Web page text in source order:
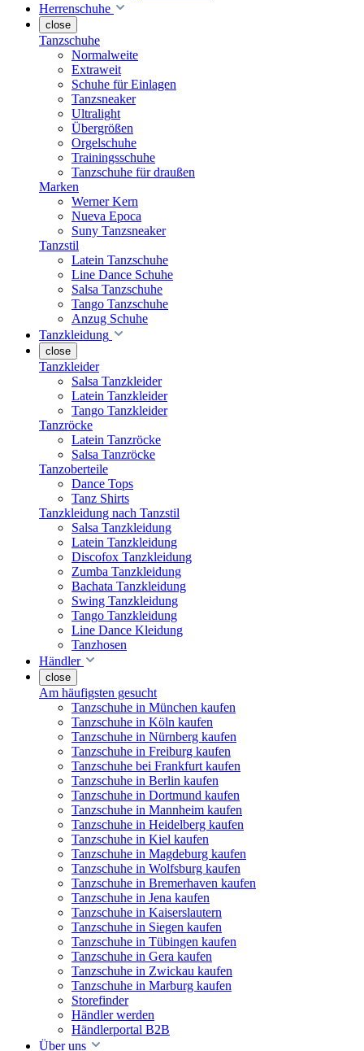
Herrenschuhe
close
Tanzschuhe
Normalweite
Extraweit
Schuhe für Einlagen
Tanzsneaker
Ultralight
Übergrößen
Orgelschuhe
Trainingsschuhe
Tanzschuhe für draußen
Marken
Werner Kern
Nueva Epoca
Suny Tanzsneaker
Tanzstil
Latein Tanzschuhe
Line Dance Schuhe
Salsa Tanzschuhe
Tango Tanzschuhe
Anzug Schuhe
Tanzkleidung
close
Tanzkleider
Salsa Tanzkleider
Latein Tanzkleider
Tango Tanzkleider
Tanzröcke
Latein Tanzröcke
Salsa Tanzröcke
Tanzoberteile
Dance Tops
Tanz Shirts
Tanzkleidung nach Tanzstil
Salsa Tanzkleidung
Latein Tanzkleidung
Discofox Tanzkleidung
Zumba Tanzkleidung
Bachata Tanzkleidung
Swing Tanzkleidung
Tango Tanzkleidung
Line Dance Kleidung
Tanzhosen
Händler
close
Am häufigsten gesucht
Tanzschuhe in München kaufen
Tanzschuhe in Köln kaufen
Tanzschuhe in Nürnberg kaufen
Tanzschuhe in Freiburg kaufen
Tanzschuhe bei Frankfurt kaufen
Tanzschuhe in Berlin kaufen
Tanzschuhe in Dortmund kaufen
Tanzschuhe in Mannheim kaufen
Tanzschuhe in Heidelberg kaufen
Tanzschuhe in Kiel kaufen
Tanzschuhe in Magdeburg kaufen
Tanzschuhe in Wolfsburg kaufen
Tanzschuhe in Bremerhaven kaufen
Tanzschuhe in Jena kaufen
Tanzschuhe in Kaiserslautern
Tanzschuhe in Siegen kaufen
Tanzschuhe in Tübingen kaufen
Tanzschuhe in Gera kaufen
Tanzschuhe in Zwickau kaufen
Tanzschuhe in Marburg kaufen
Storefinder
Händler werden
Händlerportal B2B
Über uns